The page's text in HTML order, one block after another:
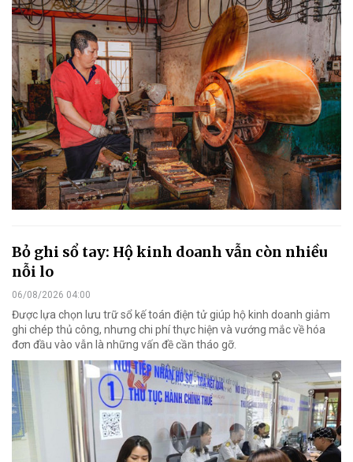
Bỏ ghi sổ tay: Hộ kinh doanh vẫn còn nhiều
nỗi lo
06/08/2026 04:00
Được lựa chọn lưu trữ sổ kế toán điện tử giúp hộ kinh doanh giảm
ghi chép thủ công, nhưng chi phí thực hiện và vướng mắc về hóa
đơn đầu vào vẫn là những vấn đề cần tháo gỡ.